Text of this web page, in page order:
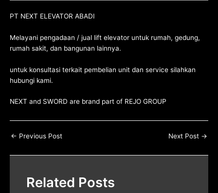
PT NEXT ELEVATOR ABADI
Melayani pengadaan / jual lift elevator untuk rumah, gedung,
rumah sakit, dan bangunan lainnya.
untuk konsultasi terkait pembelian unit dan service silahkan
hubungi kami.
NEXT and SWORD are brand part of REJO GROUP
← Previous Post Next Post →
Related Posts